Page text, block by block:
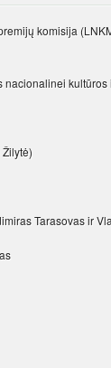
komisija
na­cio­na­li­nei
Ta­ra­so­vas ir